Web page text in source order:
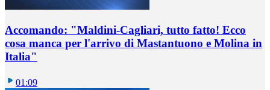
Accomando: "Maldini-Cagliari, tutto fatto! Ecco
cosa manca per l'arrivo di Mastantuono e Molina in
Italia"
01:09